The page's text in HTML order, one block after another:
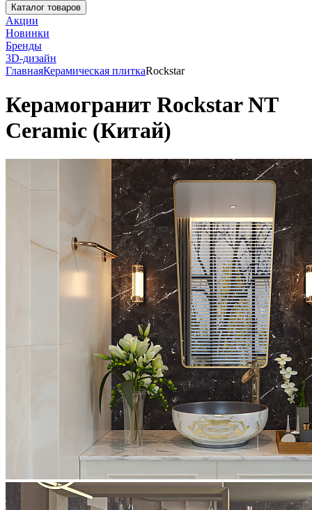
Каталог товаров
Акции
Новинки
Бренды
3D-дизайн
ГлавнаяКерамическая плиткаRockstar
Керамогранит Rockstar NT
Ceramic (Китай)